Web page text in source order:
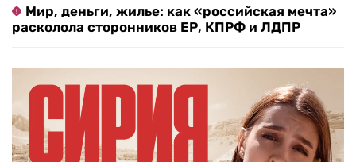
Мир, деньги, жилье: как «российская мечта»
расколола сторонников ЕР, КПРФ и ЛДПР